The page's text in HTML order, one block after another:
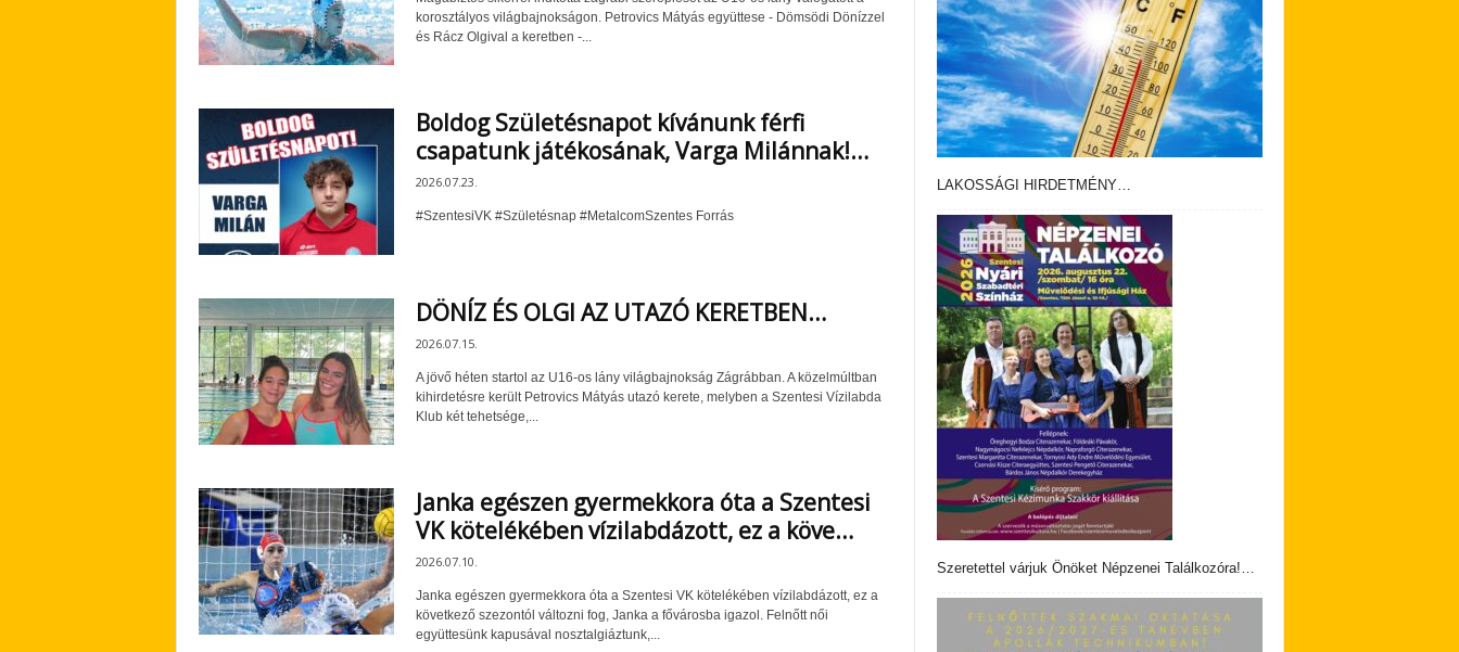
korosztályos világbajnokságon. Petrovics Mátyás együttese - Dömsödi Dönízzel
és Rácz Olgival a keretben -...
Boldog Születésnapot kívánunk férfi
csapatunk játékosának, Varga Milánnak!…
2026.07.23.
#SzentesiVK #Születésnap #MetalcomSzentes Forrás
DÖNÍZ ÉS OLGI AZ UTAZÓ KERETBEN…
2026.07.15.
A jövő héten startol az U16-os lány világbajnokság Zágrábban. A közelmúltban
kihirdetésre került Petrovics Mátyás utazó kerete, melyben a Szentesi Vízilabda
Klub két tehetsége,...
Janka egészen gyermekkora óta a Szentesi
VK kötelékében vízilabdázott, ez a köve…
2026.07.10.
Janka egészen gyermekkora óta a Szentesi VK kötelékében vízilabdázott, ez a
következő szezontól változni fog, Janka a fővárosba igazol. Felnőtt női
együttesünk kapusával nosztalgiáztunk,...
LAKOSSÁGI HIRDETMÉNY…
Szeretettel várjuk Önöket Népzenei Találkozóra!…